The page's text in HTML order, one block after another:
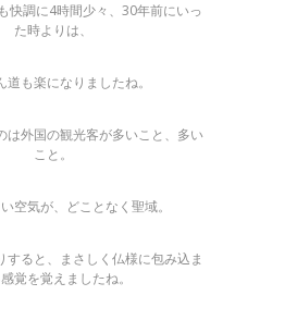
快調に4時間少々、30年前にいっ
た時よりは、
道も楽になりましたね。
は外国の観光客が多いこと、多い
こと。
空気が、どことなく聖域。
すると、まさしく仏様に包み込ま
覚を覚えましたね。